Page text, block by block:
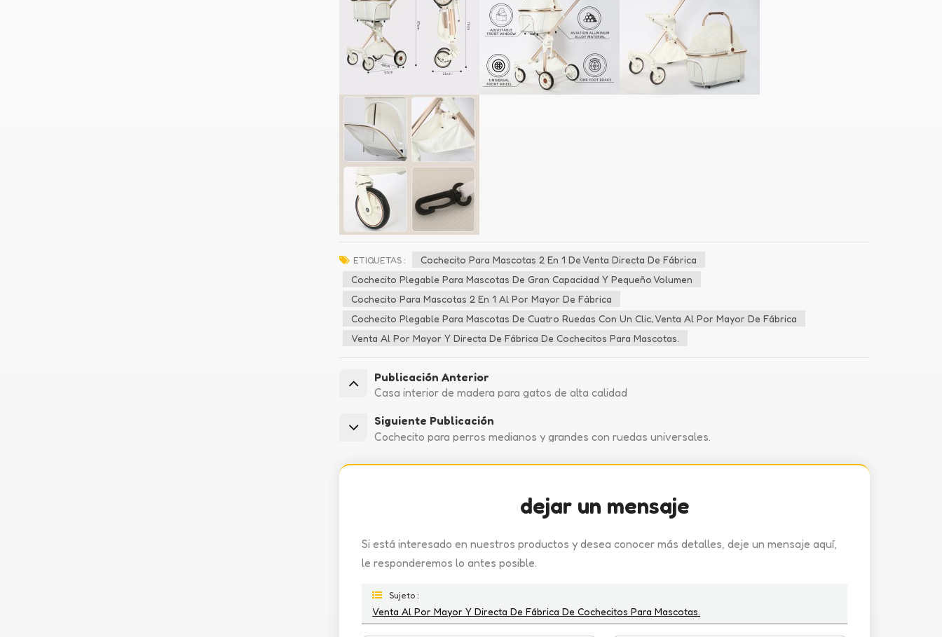
ETIQUETAS :
Cochecito Para Mascotas 2 En 1 De Venta Directa De Fábrica
Cochecito Plegable Para Mascotas De Gran Capacidad Y Pequeño Volumen
Cochecito Para Mascotas 2 En 1 Al Por Mayor De Fábrica
Cochecito Plegable Para Mascotas De Cuatro Ruedas Con Un Clic, Venta Al Por Mayor De Fábrica
Venta Al Por Mayor Y Directa De Fábrica De Cochecitos Para Mascotas.
Publicación Anterior
Casa interior de madera para gatos de alta calidad
Siguiente Publicación
Cochecito para perros medianos y grandes con ruedas universales.
dejar un mensaje
Si está interesado en nuestros productos y desea conocer más detalles, deje un mensaje aquí,
le responderemos lo antes posible.
Sujeto :
Venta Al Por Mayor Y Directa De Fábrica De Cochecitos Para Mascotas.